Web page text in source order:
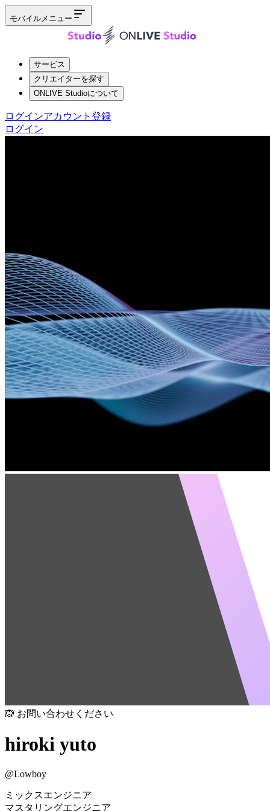
モバイルメニュー
サービス
クリエイターを探す
ONLIVE Studioについて
ログインアカウント登録
ログイン
🙉 お問い合わせください
hiroki yuto
@Lowboy
ミックスエンジニア
マスタリングエンジニア